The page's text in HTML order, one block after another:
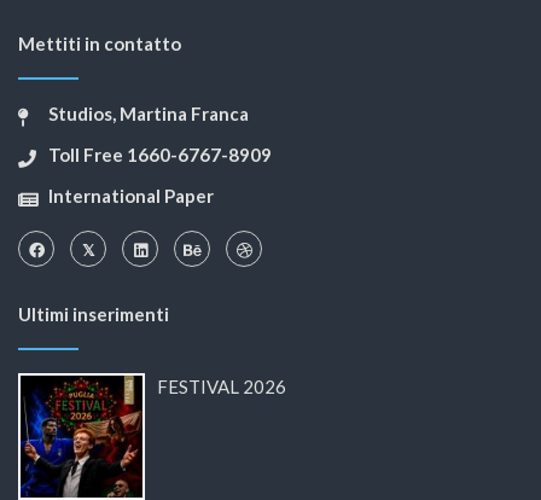
Mettiti in contatto
Studios, Martina Franca
Toll Free 1660-6767-8909
International Paper
Ultimi inserimenti
FESTIVAL 2026